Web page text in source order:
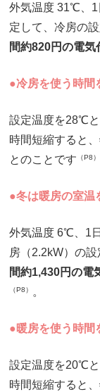
外気温度 31℃、1
定して、冷房の
間約820円の電
●冷房を使う時間
設定温度を28℃
時間短縮すると、
とのことです （P8）
●冬は暖房の室
外気温度 6℃、1
房（2.2kW）の
間約1,430円の電
（P8） 。
●暖房を使う時間
設定温度を20℃
時間短縮すると、